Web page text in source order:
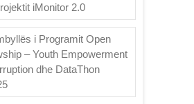
iMonitor 2.0
i Programit Open
– Youth Empowerment
dhe DataThon